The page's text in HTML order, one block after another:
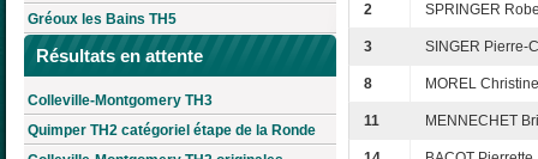
Gréoux les Bains TH5
Résultats en attente
Colleville-Montgomery TH3
Quimper TH2 catégoriel étape de la Ronde
2 SPRINGER
3 SINGER Pierre-
8 MOREL Christine
11 MENNECHET